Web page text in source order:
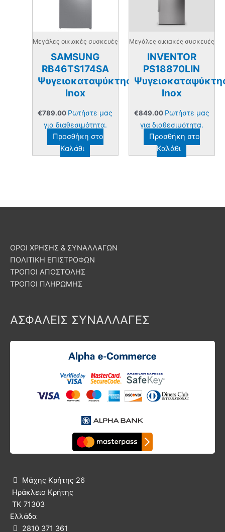
Μεγάλες οικιακές συσκευές
SAMSUNG
RB46TS174SA
Ψυγειοκαταψύκτης
Inox
€789.00 Ρωτήστε μας
για διαθεσιμότητα.
Προσθήκη στο
Καλάθι
Μεγάλες οικιακές συσκευές
INVENTOR
PS18870LIN
Inox
€849.00 Ρωτήστε μας
για διαθεσιμότητα.
Προσθήκη στο
Καλάθι
ΟΡΟΙ ΧΡΗΣΗΣ & ΣΥΝΑΛΛΑΓΩΝ
ΠΟΛΙΤΙΚΗ ΕΠΙΣΤΡΟΦΩΝ
ΤΡΟΠΟΙ ΑΠΟΣΤΟΛΗΣ
ΤΡΟΠΟΙ ΠΛΗΡΩΜΗΣ
ΑΣΦΑΛΕΙΣ ΣΥΝΑΛΛΑΓΕΣ

Μάχης Κρήτης 26
Ηράκλειο Κρήτης
ΤΚ 71303
Ελλάδα
 2810 371 361